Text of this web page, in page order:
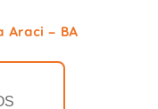
Araci - BA